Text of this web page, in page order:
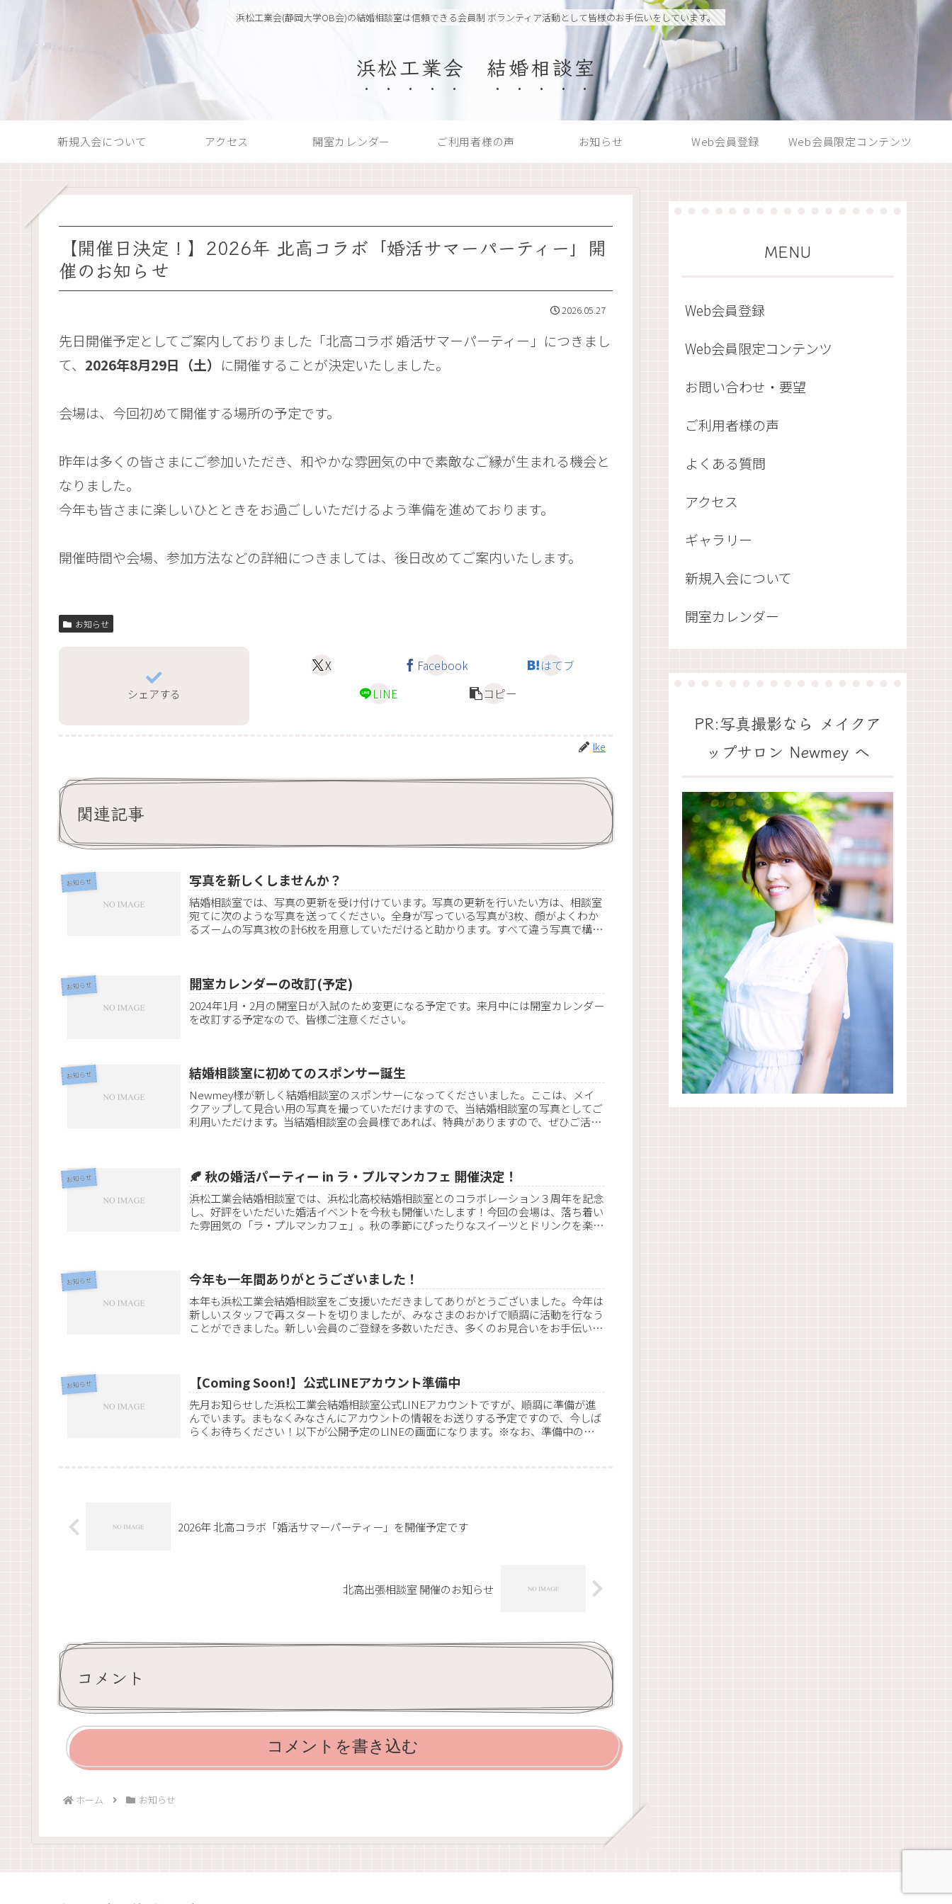
浜松工業会(静岡大学OB会)の結婚相談室は信頼できる会員制 ボランティア活動として皆様のお手伝いをしています。
浜松工業会 結婚相談室
新規入会について アクセス 開室カレンダー ご利用者様の声 お知らせ Web会員登録 Web会員限定コンテンツ
【開催日決定！】2026年 北高コラボ「婚活サマーパーティー」開
催のお知らせ
2026.05.27
先日開催予定としてご案内しておりました「北高コラボ 婚活サマーパーティー」につきまし
て、 2026年8月29日（土） に開催することが決定いたしました。
会場は、今回初めて開催する場所の予定です。
昨年は多くの皆さまにご参加いただき、和やかな雰囲気の中で素敵なご縁が生まれる機会と
なりました。
今年も皆さまに楽しいひとときをお過ごしいただけるよう準備を進めております。
開催時間や会場、参加方法などの詳細につきましては、後日改めてご案内いたします。
お知らせ
シェアする
X Facebook
はてブ
LINE
コピー
Ike
関連記事
お知らせ 写真を新しくしませんか？
結婚相談室では、写真の更新を受け付けています。写真の更新を行いたい方は、相談室
宛てに次のような写真を送ってください。全身が写っている写真が3枚、顔がよくわか
るズームの写真3枚の計6枚を用意していただけると助かります。すべて違う写真で構い
お知らせ 開室カレンダーの改訂(予定)
2024年1月・2月の開室日が入試のため変更になる予定です。来月中には開室カレンダー
を改訂する予定なので、皆様ご注意ください。
お知らせ 結婚相談室に初めてのスポンサー誕生
Newmey様が新しく結婚相談室のスポンサーになってくださいました。ここは、メイ
クアップして見合い用の写真を撮っていただけますので、当結婚相談室の写真としてご
利用いただけます。当結婚相談室の会員様であれば、特典がありますので、ぜひご活用
お知らせ 🍂 秋の婚活パーティー in ラ・プルマンカフェ 開催決定！
浜松工業会結婚相談室では、浜松北高校結婚相談室とのコラボレーション３周年を記念
し、好評をいただいた婚活イベントを今秋も開催いたします！今回の会場は、落ち着い
た雰囲気の「ラ・プルマンカフェ」。秋の季節にぴったりなスイーツとドリンクを楽し
お知らせ 今年も一年間ありがとうございました！
本年も浜松工業会結婚相談室をご支援いただきましてありがとうございました。今年は
新しいスタッフで再スタートを切りましたが、みなさまのおかげで順調に活動を行なう
ことができました。新しい会員のご登録を多数いただき、多くのお見合いをお手伝いす
お知らせ 【Coming Soon!】公式LINEアカウント準備中
先月お知らせした浜松工業会結婚相談室公式LINEアカウントですが、順調に準備が進
んでいます。まもなくみなさんにアカウントの情報をお送りする予定ですので、今しば
らくお待ちください！以下が公開予定のLINEの画面になります。※なお、準備中のた
2026年 北高コラボ「婚活サマーパーティー」を開催予定です
北高出張相談室 開催のお知らせ
コメント
コメントを書き込む
ホーム お知らせ
MENU
Web会員登録
Web会員限定コンテンツ
お問い合わせ・要望
ご利用者様の声
よくある質問
アクセス
ギャラリー
新規入会について
開室カレンダー
PR:写真撮影なら メイクア
ップサロン Newmey​ へ